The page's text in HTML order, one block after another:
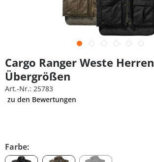
Cargo Ranger Weste Herren
Übergrößen
Art.-Nr.: 25783
zu den Bewertungen
Farbe: